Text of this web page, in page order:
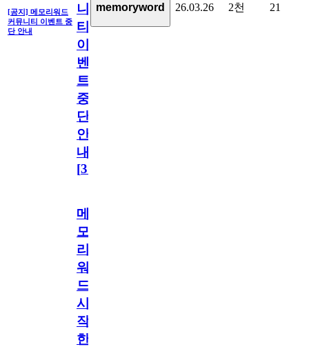
[공지] 메모리워드
커뮤니티 이벤트 중
단 안내
니
티
이
벤
트
중
단
안
내
[31
memoryword 26.03.26 2천 21
메
모
리
워
드
시
작
한